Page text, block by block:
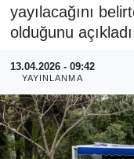
yayılacağını
olduğunu
13.04.2026 - 09:42
YAYINLANMA
ASAYİŞ
RESMİ
Haber Arşivi